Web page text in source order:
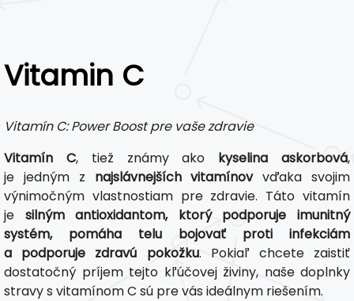
Vitamin C
Vitamín C: Power Boost pre vaše zdravie
Vitamín C, tiež známy ako kyselina askorbová,
je jedným z najslávnejších vitamínovvďaka svojim
výnimočným vlastnostiam pre zdravie. Táto vitamín
je silným antioxidantom, ktorý podporuje imunitný
systém, pomáha telu bojovať proti infekciám
a podporuje zdravú pokožku. Pokiaľ chcete zaistiť
dostatočný príjem tejto kľúčovej živiny, naše doplnky
stravy s vitamínom C sú pre vás ideálnym riešením.